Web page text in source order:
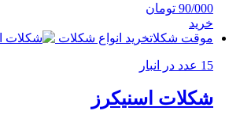
90/000 تومان
خرید
موقت شکلاتخرید انواع شکلات
15 عدد در انبار
شکلات اسنیکرز